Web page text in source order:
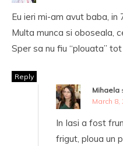
Eu ieri mi-am avut baba, in
Multa munca si oboseala,
Sper sa nu fiu “plouata” tot
Reply
Mihaela
March 8,
In Iasi a fost
frigut, ploua un